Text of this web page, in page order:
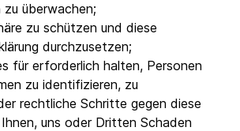
zu überwachen;
zu schützen und diese
durchzusetzen;
für erforderlich halten, Personen
zu identifizieren, zu
rechtliche Schritte gegen diese
uns oder Dritten Schaden